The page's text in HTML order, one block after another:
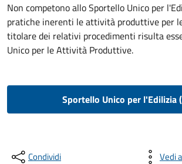
Non competono allo Sportello Unico per
pratiche inerenti le attività produttive per
titolare dei relativi procedimenti risulta
Unico per le Attività Produttive.
Sportello Unico per l'Edilizia
Condividi Vedi